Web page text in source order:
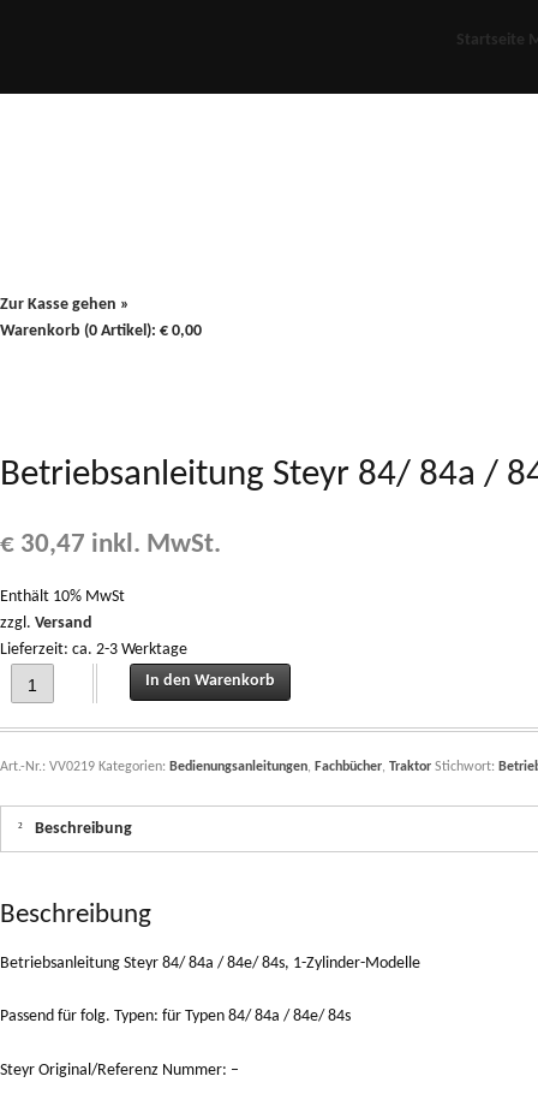
Startseite
Zur Kasse gehen »
Warenkorb (0 Artikel): € 0,00
Betriebsanleitung Steyr 84/ 84a /
€ 30,47 inkl. MwSt.
Enthält 10% MwSt
zzgl. Versand
Lieferzeit: ca. 2-3 Werktage
Betriebsanleitung Steyr 84/ 84a / 84e/ 84s, 1-Zylinder-Modelle quantity
In den Warenkorb
Art.-Nr.: VV0219 Kategorien: Bedienungsanleitungen, Fachbücher, Traktor Stichwort:
Beschreibung
Beschreibung
Betriebsanleitung Steyr 84/ 84a / 84e/ 84s, 1-Zylinder-Modelle
Passend für folg. Typen: für Typen 84/ 84a / 84e/ 84s
Steyr Original/Referenz Nummer: –